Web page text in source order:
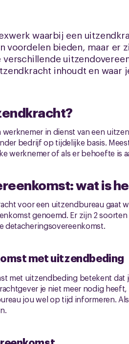
waarbij een
voordelen bieden, maar er
inhoudt en waar
werknemer in dienst van een
bedrijf op tijdelijke basis.
werknemer of als er behoefte is
wat is
voor een uitzendbureau gaat
genoemd. Er zijn 2
detacheringsovereenkomst.
met uitzendbeding
met uitzendbeding betekent dat
je niet meer nodig
jou wel op tijd informeren.